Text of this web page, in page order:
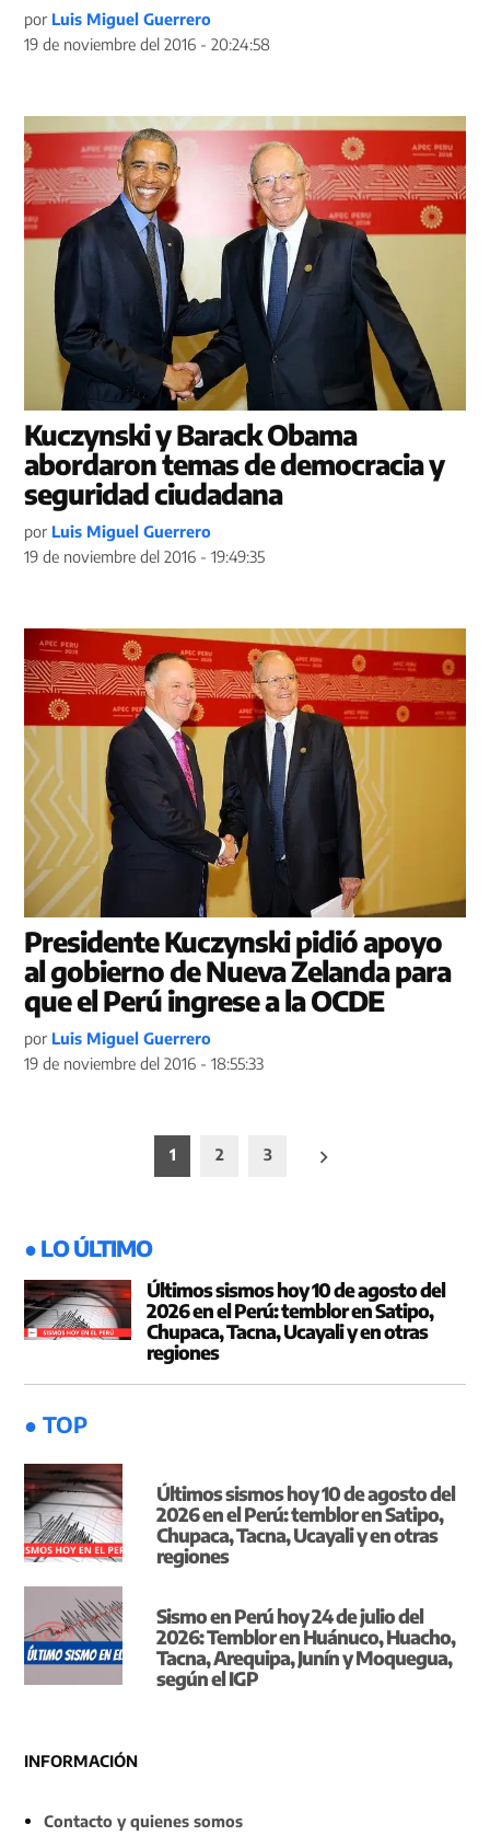
por Luis Miguel Guerrero
19 de noviembre del 2016 - 20:24:58
Kuczynski y Barack Obama
abordaron temas de democracia y
seguridad ciudadana
por Luis Miguel Guerrero
19 de noviembre del 2016 - 19:49:35
Presidente Kuczynski pidió apoyo
al gobierno de Nueva Zelanda para
que el Perú ingrese a la OCDE
por Luis Miguel Guerrero
19 de noviembre del 2016 - 18:55:33
1 2 3
● LO ÚLTIMO
Últimos sismos hoy 10 de agosto del
2026 en el Perú: temblor en Satipo,
Chupaca, Tacna, Ucayali y en otras
regiones
● TOP
Últimos sismos hoy 10 de agosto del
2026 en el Perú: temblor en Satipo,
Chupaca, Tacna, Ucayali y en otras
regiones
Sismo en Perú hoy 24 de julio del
2026: Temblor en Huánuco, Huacho,
Tacna, Arequipa, Junín y Moquegua,
según el IGP
INFORMACIÓN
Contacto y quienes somos